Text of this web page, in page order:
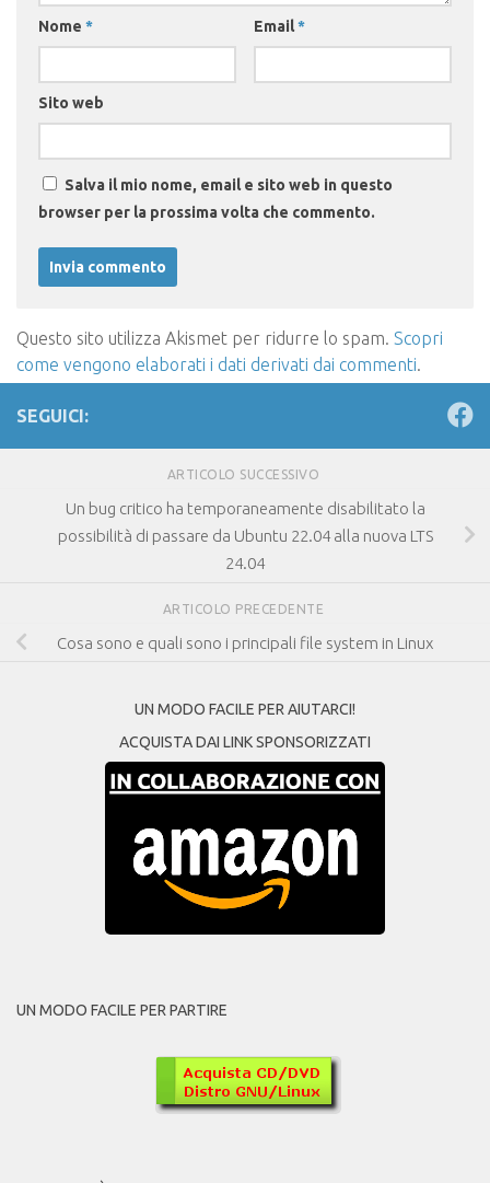
Nome * Email*
Sito web
Salva il mio nome, email e sito web in questo
browser per la prossima volta che commento.
Questo sito utilizza Akismet per ridurre lo spam. Scopri
come vengono elaborati i dati derivati dai commenti.
SEGUICI:
ARTICOLO SUCCESSIVO
Un bug critico ha temporaneamente disabilitato la
possibilità di passare da Ubuntu 22.04 alla nuova LTS
24.04
ARTICOLO PRECEDENTE
Cosa sono e quali sono i principali file system in Linux
UN MODO FACILE PER AIUTARCI!
ACQUISTA DAI LINK SPONSORIZZATI
UN MODO FACILE PER PARTIRE